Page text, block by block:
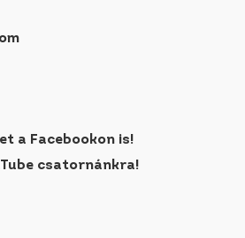
a Facebookon is!
csatornánkra!